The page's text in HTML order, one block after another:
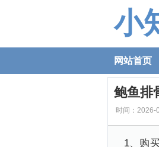
小
网站首页
鲍鱼排
时间：2026-
1、购